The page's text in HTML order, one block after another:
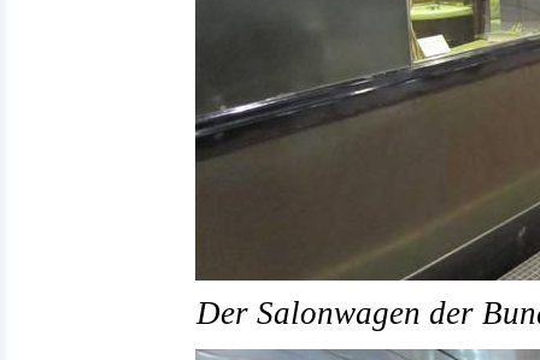
Der Salonwagen der